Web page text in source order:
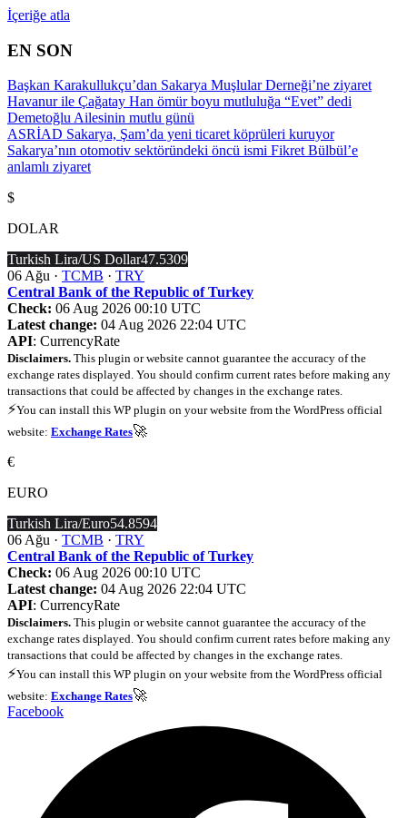
İçeriğe atla
EN SON
Başkan Karakullukçu’dan Sakarya Muşlular Derneği’ne ziyaret
Havanur ile Çağatay Han ömür boyu mutluluğa “Evet” dedi
Demetoğlu Ailesinin mutlu günü
ASRİAD Sakarya, Şam’da yeni ticaret köprüleri kuruyor
Sakarya’nın otomotiv sektöründeki öncü ismi Fikret Bülbül’e
anlamlı ziyaret
$
DOLAR
Turkish Lira/US Dollar47.5309
06 Ağu · TCMB · TRY
Central Bank of the Republic of Turkey
Check: 06 Aug 2026 00:10 UTC
Latest change: 04 Aug 2026 22:04 UTC
API: CurrencyRate
Disclaimers. This plugin or website cannot guarantee the accuracy of the
exchange rates displayed. You should confirm current rates before making any
transactions that could be affected by changes in the exchange rates.
⚡You can install this WP plugin on your website from the WordPress official
website: Exchange Rates🚀
€
EURO
Turkish Lira/Euro54.8594
06 Ağu · TCMB · TRY
Central Bank of the Republic of Turkey
Check: 06 Aug 2026 00:10 UTC
Latest change: 04 Aug 2026 22:04 UTC
API: CurrencyRate
Disclaimers. This plugin or website cannot guarantee the accuracy of the
exchange rates displayed. You should confirm current rates before making any
transactions that could be affected by changes in the exchange rates.
⚡You can install this WP plugin on your website from the WordPress official
website: Exchange Rates🚀
Facebook